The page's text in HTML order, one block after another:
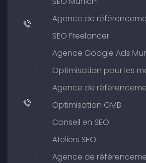
+49
176
204
801
64
+49
89
380
375
Agence de
SEO Freelancer
Agence Google Ads
Optimisation pour les
Agence de
Optimisation GMB
Conseil en SEO
Ateliers SEO
Agence de